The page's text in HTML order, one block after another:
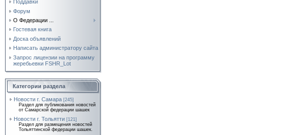
Поддавки
Форум
О Федерации ...
Гостевая книга
Доска объявлений
Написать администратору сайта
Запрос лицензии на программу
жеребьевки FSHR_Lot
Категории раздела
Новости г. Самара [245]
Раздел для публикования новостей
от Самарской федерации шашек
Новости г. Тольятти [121]
Раздел для размещения новостей
Тольяттинской федерации шашек.